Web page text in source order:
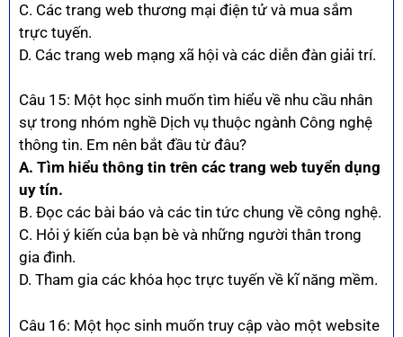
C. Các trang web thương mại điện tử và mua sắm
trực tuyến.
D. Các trang web mạng xã hội và các diễn đàn giải trí.
Câu 15: Một học sinh muốn tìm hiểu về nhu cầu nhân
sự trong nhóm nghề Dịch vụ thuộc ngành Công nghệ
thông tin. Em nên bắt đầu từ đâu?
A. Tìm hiểu thông tin trên các trang web tuyển dụng
uy tín.
B. Đọc các bài báo và các tin tức chung về công nghệ.
C. Hỏi ý kiến của bạn bè và những người thân trong
gia đình.
D. Tham gia các khóa học trực tuyến về kĩ năng mềm.
Câu 16: Một học sinh muốn truy cập vào một website